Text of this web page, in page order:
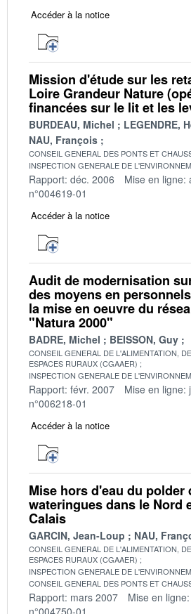
Accéder à la notice
Mission d'étude sur les
Loire Grandeur Nature
financées sur le lit et les
BURDEAU, Michel
LEGENDRE,
NAU, François
CONSEIL GENERAL DES PONTS ET
INSPECTION GENERALE DE
Rapport: déc. 2006 Mise en ligne:
n°004619-01
Accéder à la notice
Audit de modernisation
des moyens en
la mise en oeuvre du
"Natura 2000"
BADRE, Michel BEISSON, Guy
CONSEIL GENERAL DE L'ALIMENTATION,
ESPACES RURAUX (CGAAER)
INSPECTION GENERALE DE
Rapport: févr. 2007 Mise en ligne:
n°006218-01
Accéder à la notice
Mise hors d'eau du polder
wateringues dans le Nord
Calais
GARCIN, Jean-Loup NAU,
CONSEIL GENERAL DE L'ALIMENTATION,
ESPACES RURAUX (CGAAER)
INSPECTION GENERALE DE
CONSEIL GENERAL DES PONTS ET
Rapport: mars 2007 Mise en
n°004750-01